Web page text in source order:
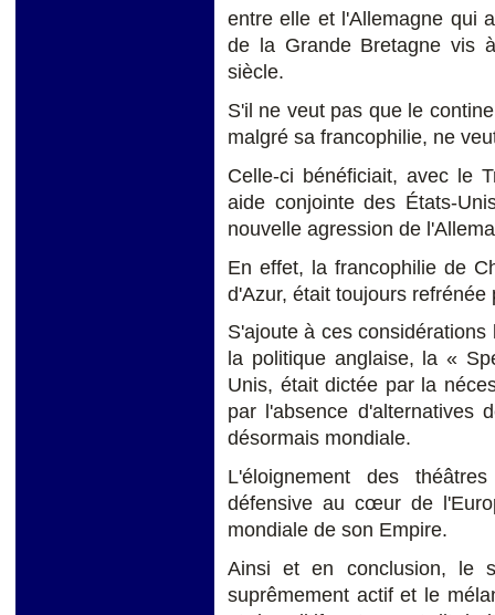
entre elle et l'Allemagne qui
de la Grande Bretagne vis
siècle.
S'il ne veut pas que le
malgré sa francophilie, ne
Celle-ci bénéficiait, avec le
aide conjointe des États-
nouvelle agression de
En effet, la francophilie de
d'Azur, était toujours
S'ajoute à ces
la politique anglaise, la «
Unis, était dictée par la
par l'absence d'alternatives
désormais mondiale.
L'éloignement des
défensive au cœur de
mondiale de son Empire.
Ainsi et en conclusion, le
suprêmement actif et le